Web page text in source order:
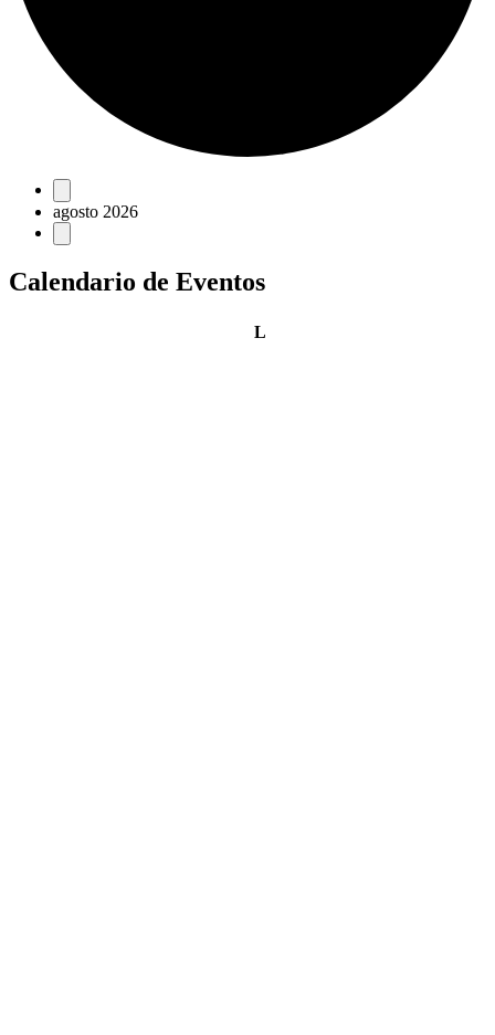
Eventos
agosto 2026
Calendario de Eventos
Llunes